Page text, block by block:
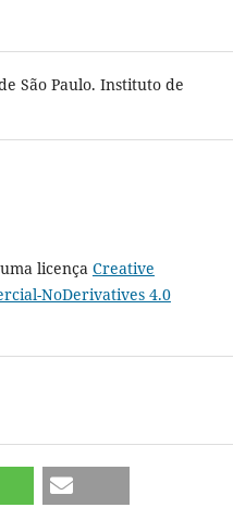
São Paulo. Instituto de
licença Creative
NoDerivatives 4.0